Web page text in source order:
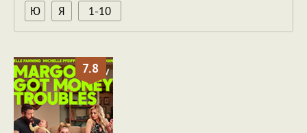
Ю
Я 1-10
7.8